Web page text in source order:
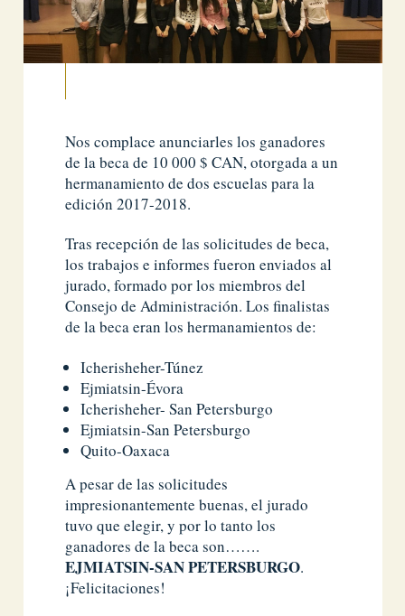
Nos complace anunciarles los ganadores
de la beca de 10 000 $ CAN, otorgada a un
hermanamiento de dos escuelas para la
edición 2017-2018.
Tras recepción de las solicitudes de beca,
los trabajos e informes fueron enviados al
jurado, formado por los miembros del
Consejo de Administración. Los finalistas
de la beca eran los hermanamientos de:
Icherisheher-Túnez
Ejmiatsin-Évora
Icherisheher- San Petersburgo
Ejmiatsin-San Petersburgo
Quito-Oaxaca
A pesar de las solicitudes
impresionantemente buenas, el jurado
tuvo que elegir, y por lo tanto los
ganadores de la beca son…….
EJMIATSIN-SAN PETERSBURGO.
¡Felicitaciones!